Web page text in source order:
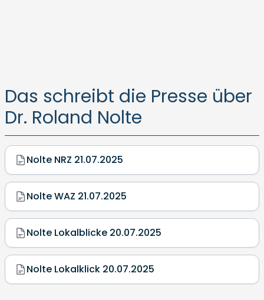
Das schreibt die Presse über
Dr. Roland Nolte
Nolte NRZ 21.07.2025
Nolte WAZ 21.07.2025
Nolte Lokalblicke 20.07.2025
Nolte Lokalklick 20.07.2025